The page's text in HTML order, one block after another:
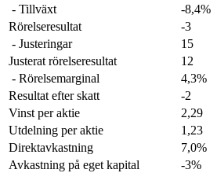
- Tillväxt
-8,4%
Rörelseresultat
-3
- Justeringar
15
Justerat rörelseresultat
12
- Rörelsemarginal
4,3%
Resultat efter skatt
-2
Vinst per aktie
2,29
Utdelning per aktie
1,23
Direktavkastning
7,0%
Avkastning på eget kapital
-3%